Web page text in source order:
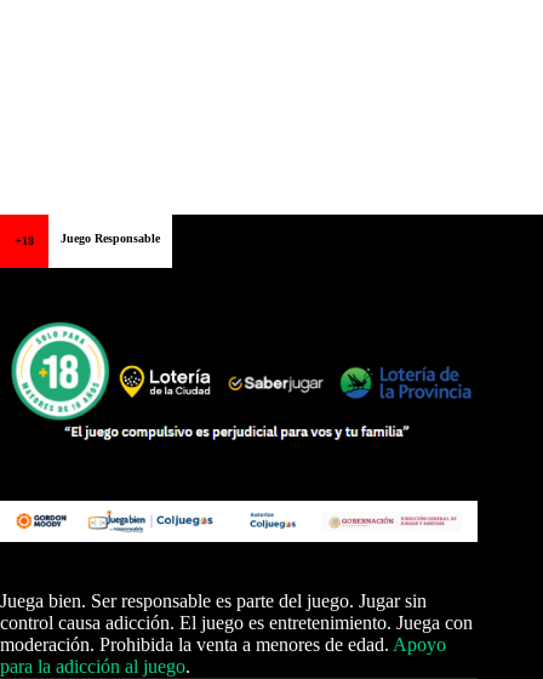
+18 Juego Responsable
Juega bien. Ser responsable es parte del juego. Jugar sin
control causa adicción. El juego es entretenimiento. Juega con
moderación. Prohibida la venta a menores de edad. Apoyo
para la adicción al juego.